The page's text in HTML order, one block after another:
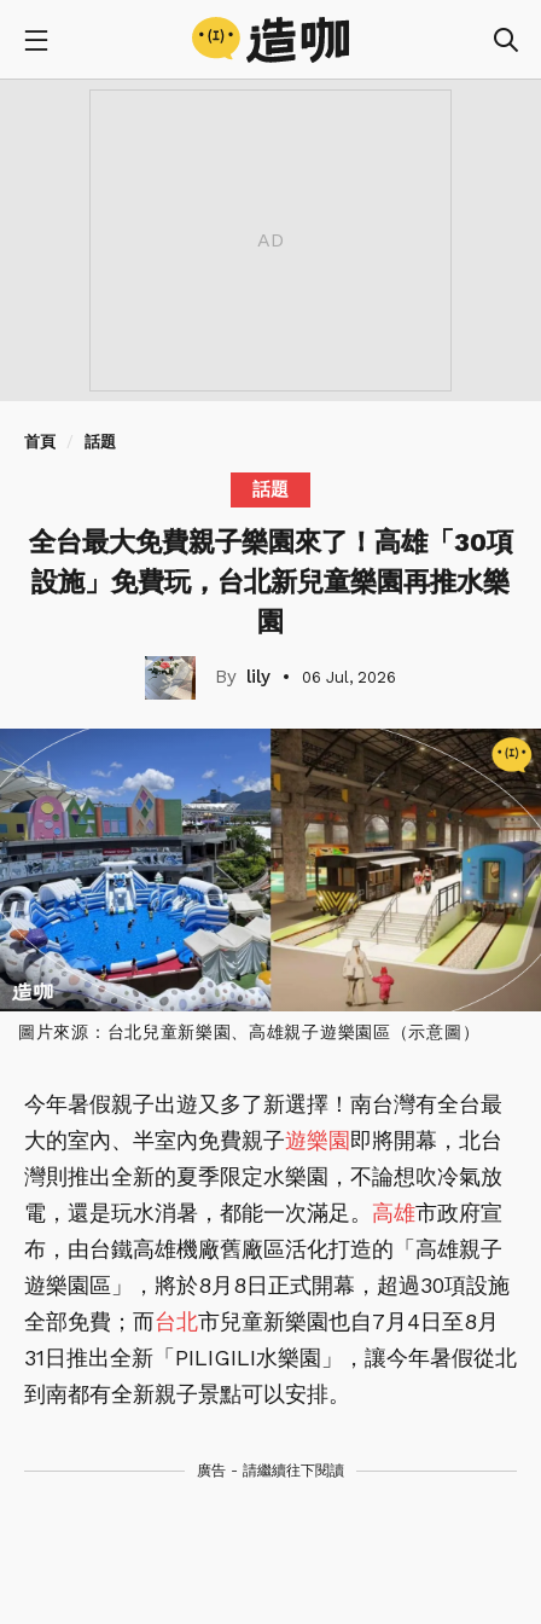
首頁 話題
話題
全台最大免費親子樂園來了！高雄「30項
設施」免費玩，台北新兒童樂園再推水樂
園
lily 06 Jul, 2026
圖片來源：台北兒童新樂園、高雄親子遊樂園區（示意圖）
今年暑假親子出遊又多了新選擇！南台灣有全台最
大的室內、半室內免費親子遊樂園即將開幕，北台
灣則推出全新的夏季限定水樂園，不論想吹冷氣放
電，還是玩水消暑，都能一次滿足。 高雄市政府宣
布，由台鐵高雄機廠舊廠區活化打造的「高雄親子
遊樂園區」，將於8月8日正式開幕，超過30項設施
全部免費；而台北市兒童新樂園也自7月4日至8月
31日推出全新「PILIGILI水樂園」，讓今年暑假從北
到南都有全新親子景點可以安排。
廣告 - 請繼續往下閱讀